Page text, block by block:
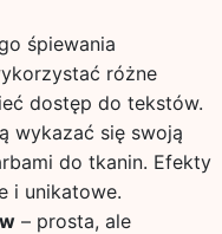
śpiewania
różne
dostęp do tekstów.
wykazać się swoją
do tkanin. Efekty
i unikatowe.
– prosta, ale